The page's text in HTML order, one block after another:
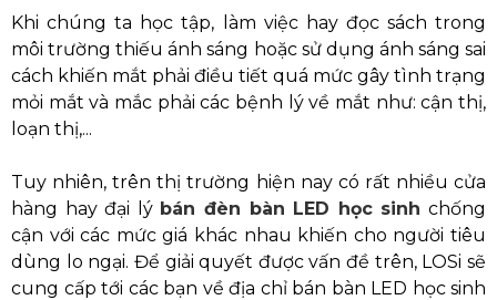
Khi chúng ta học tập, làm việc hay đọc sách trong
môi trường thiếu ánh sáng hoặc sử dụng ánh sáng sai
cách khiến mắt phải điều tiết quá mức gây tình trạng
mỏi mắt và mắc phải các bệnh lý về mắt như: cận thị,
loạn thị,...
Tuy nhiên, trên thị trường hiện nay có rất nhiều cửa
hàng hay đại lý bán đèn bàn LED học sinh chống
cận với các mức giá khác nhau khiến cho người tiêu
dùng lo ngại. Để giải quyết được vấn đề trên, LOSi sẽ
cung cấp tới các bạn về địa chỉ bán bàn LED học sinh